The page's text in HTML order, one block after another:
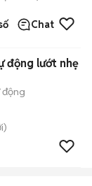
Chat
động lướt nhẹ
động